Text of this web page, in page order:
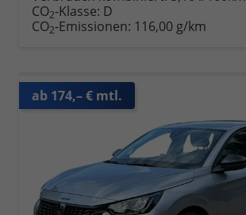
CO2-Klasse: D
CO2-Emissionen: 116,00 g/km
ab 174,– € mtl.